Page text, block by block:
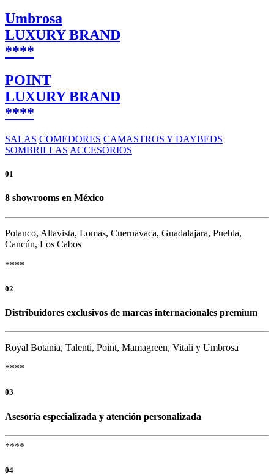
Umbrosa
LUXURY BRAND
****
POINT
LUXURY BRAND
****
SALAS COMEDORES CAMASTROS Y DAYBEDS
SOMBRILLAS ACCESORIOS
01
8 showrooms en México
Polanco, Altavista, Lomas, Cuernavaca, Guadalajara, Puebla,
Cancún, Los Cabos
****
02
Distribuidores exclusivos de marcas internacionales premium
Royal Botania, Talenti, Point, Mamagreen, Vitali y Umbrosa
****
03
Asesoría especializada y atención personalizada
****
04